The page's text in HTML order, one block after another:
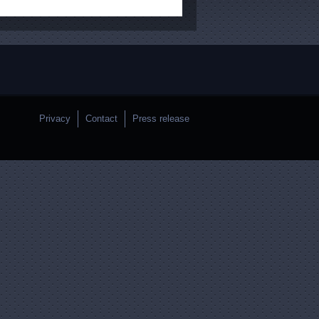
Privacy Contact Press release